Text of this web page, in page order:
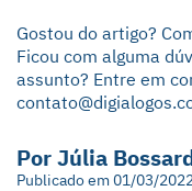
Gostou do artigo?
Ficou com alguma
assunto? Entre em
Por Júlia
Publicado em 01/03/